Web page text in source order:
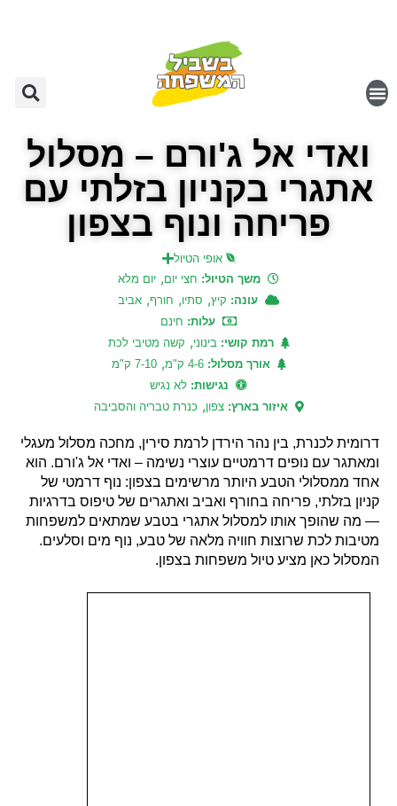
ואדי אל ג'ורם – מסלול
אתגרי בקניון בזלתי עם
פריחה ונוף בצפון
אופי הטיול
משך הטיול: חצי יום, יום מלא
עונה: קיץ, סתיו, חורף, אביב
עלות: חינם
רמת קושי:בינוני, קשה מטיבי לכת
אורך מסלול:4-6 ק"מ , 7-10 ק"מ
נגישות: לא נגיש
איזור בארץ:צפון, כנרת טבריה והסביבה
דרומית לכנרת, בין נהר הירדן לרמת סירין, מחכה מסלול מעגלי
ומאתגר עם נופים דרמטיים עוצרי נשימה – ואדי אל ג'ורם. הוא
אחד ממסלולי הטבע היותר מרשימים בצפון: נוף דרמטי של
קניון בזלתי, פריחה בחורף ואביב ואתגרים של טיפוס בדרגיות
— מה שהופך אותו למסלול אתגרי בטבע שמתאים למשפחות
מטיבות לכת שרוצות חוויה מלאה של טבע, נוף מים וסלעים.
המסלול כאן מציע טיול משפחות בצפון.